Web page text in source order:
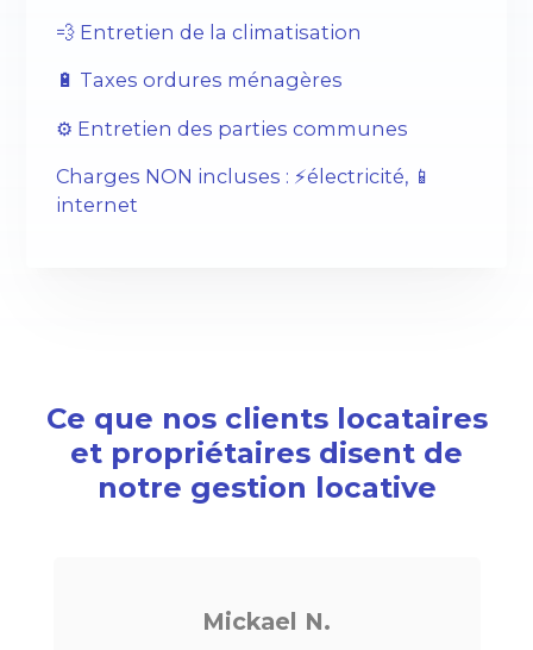
💨 Entretien de la climatisation
🔋 Taxes ordures ménagères
⚙️ Entretien des parties communes
Charges NON incluses : ⚡️électricité, 📱
internet
Ce que nos clients locataires
et propriétaires disent de
notre gestion locative
Mickael N.